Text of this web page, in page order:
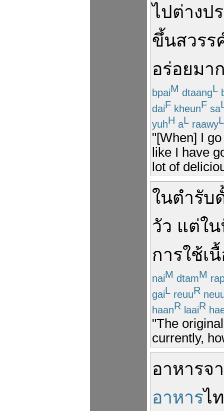
ไปต่างป
ขึ้นสวรร
อร่อยมา
bpaiM dtaangL
daiF kheunF sa
yuhH aL raawyL
"[When] I
like I have
lot of
ในตำรับ
วัว แต่ใน
การใช้เ
naiM dtamM
gaiL reuuR
haanR laaiR
"The
currently,
อาหารจ
อาหารไ